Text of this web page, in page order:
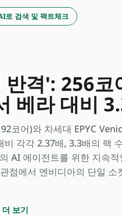
검색 및 팩트체크
격': 256코
베라 대비
코어)와 차세대 EPYC
각각 2.37배, 3.3배의 랙
AI 에이전트를 위한 지속적
점에서 엔비디아의 단일 소
보기